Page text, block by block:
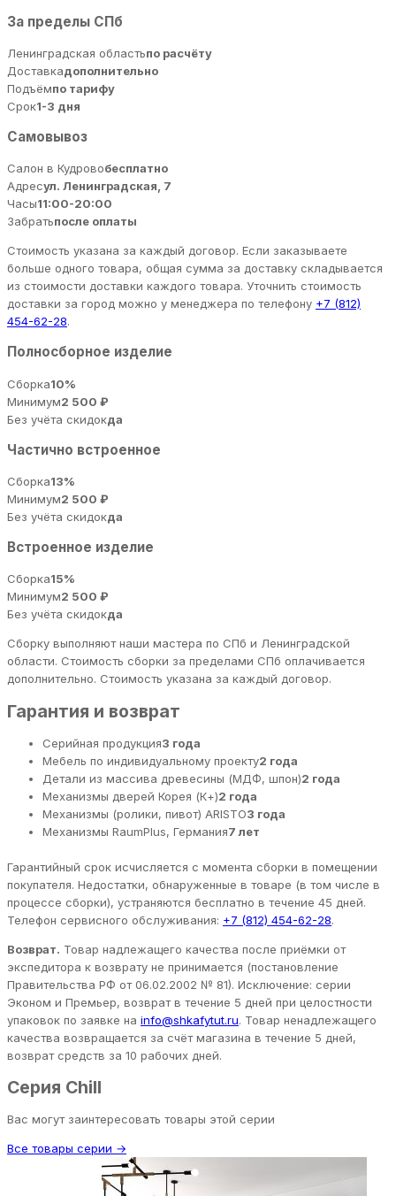
За пределы СПб
Ленинградская областьпо расчёту
Доставкадополнительно
Подъёмпо тарифу
Срок1-3 дня
Самовывоз
Салон в Кудровобесплатно
Адресул. Ленинградская, 7
Часы11:00-20:00
Забратьпосле оплаты
Стоимость указана за каждый договор. Если заказываете
больше одного товара, общая сумма за доставку складывается
из стоимости доставки каждого товара. Уточнить стоимость
доставки за город можно у менеджера по телефону +7 (812)
454-62-28.
Полносборное изделие
Сборка10%
Минимум2 500 ₽
Без учёта скидокда
Частично встроенное
Сборка13%
Минимум2 500 ₽
Без учёта скидокда
Встроенное изделие
Сборка15%
Минимум2 500 ₽
Без учёта скидокда
Сборку выполняют наши мастера по СПб и Ленинградской
области. Стоимость сборки за пределами СПб оплачивается
дополнительно. Стоимость указана за каждый договор.
Гарантия и возврат
Серийная продукция3 года
Мебель по индивидуальному проекту2 года
Детали из массива древесины (МДФ, шпон)2 года
Механизмы дверей Корея (К+)2 года
Механизмы (ролики, пивот) ARISTO3 года
Механизмы RaumPlus, Германия7 лет
Гарантийный срок исчисляется с момента сборки в помещении
покупателя. Недостатки, обнаруженные в товаре (в том числе в
процессе сборки), устраняются бесплатно в течение 45 дней.
Телефон сервисного обслуживания: +7 (812) 454-62-28.
Возврат. Товар надлежащего качества после приёмки от
экспедитора к возврату не принимается (постановление
Правительства РФ от 06.02.2002 № 81). Исключение: серии
Эконом и Премьер, возврат в течение 5 дней при целостности
упаковок по заявке на info@shkafytut.ru. Товар ненадлежащего
качества возвращается за счёт магазина в течение 5 дней,
возврат средств за 10 рабочих дней.
Серия Chill
Вас могут заинтересовать товары этой серии
Все товары серии →